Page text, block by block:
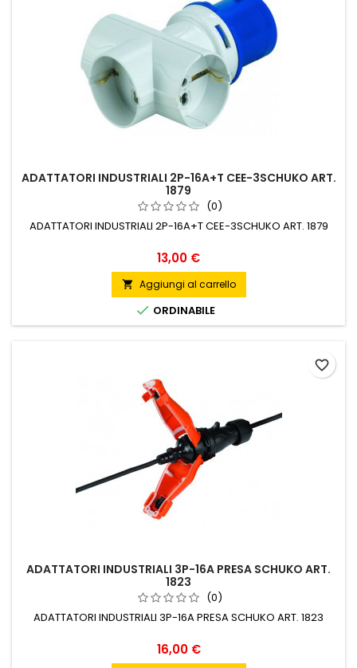
ADATTATORI INDUSTRIALI 2P-16A+T CEE-3SCHUKO ART.
1879
(0)
ADATTATORI INDUSTRIALI 2P-16A+T CEE-3SCHUKO ART. 1879
Prezzo
13,00 €
 Aggiungi al carrello
 ORDINABILE
ADATTATORI INDUSTRIALI 3P-16A PRESA SCHUKO ART.
1823
(0)
ADATTATORI INDUSTRIALI 3P-16A PRESA SCHUKO ART. 1823
Prezzo
16,00 €
favorite_border